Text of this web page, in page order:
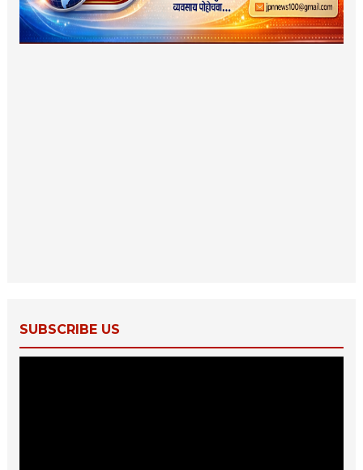
SUBSCRIBE US